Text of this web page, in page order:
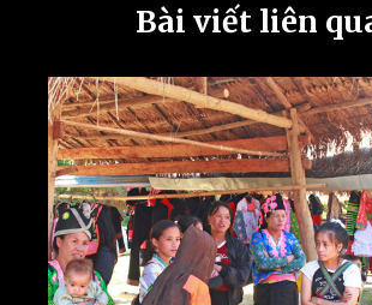
Bài viết liên